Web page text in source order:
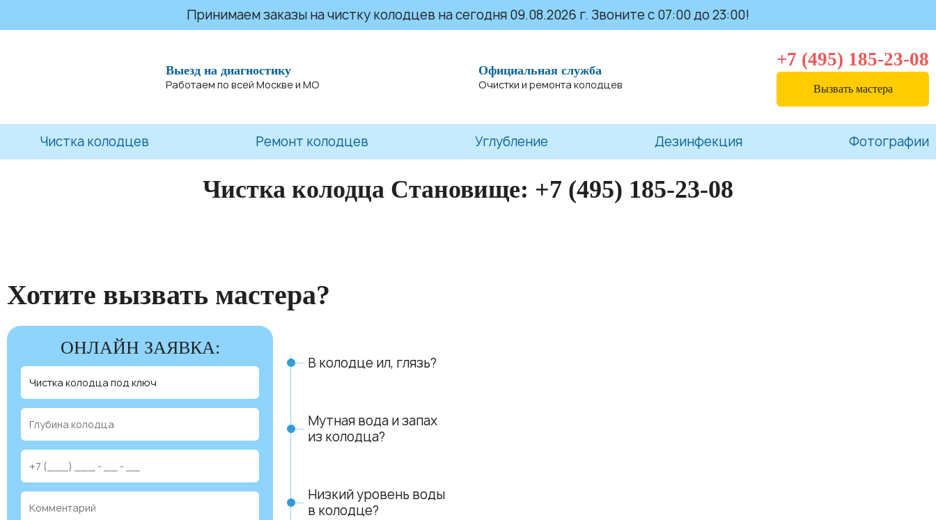
Принимаем заказы на чистку колодцев на сегодня 09.08.2026 г. Звоните с 07:00 до 23:00!
Выезд на диагностику
Работаем по всей Москве и МО
Официальная служба
Очистки и ремонта колодцев
+7 (495) 185-23-08
Вызвать мастера
Чистка колодцев Ремонт колодцев Углубление Дезинфекция Фотографии
Чистка колодца Становище: +7 (495) 185-23-08
Хотите вызвать мастера?
ОНЛАЙН ЗАЯВКА:
В колодце ил, глязь?
Мутная вода и запах
из колодца?
Низкий уровень воды
в колодце?